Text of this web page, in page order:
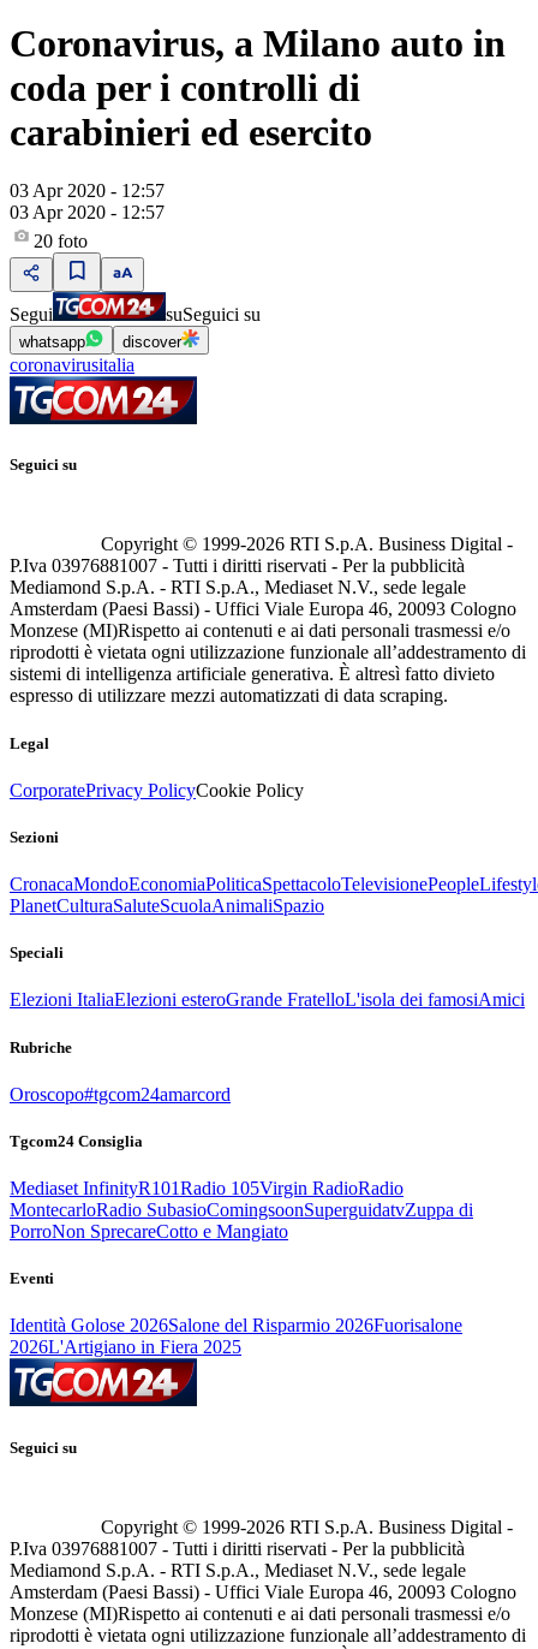
Coronavirus, a Milano auto in
coda per i controlli di
carabinieri ed esercito
03 Apr 2020 - 12:57
03 Apr 2020 - 12:57
20 foto
Segui suSeguici su
whatsapp discover
coronavirusitalia
Seguici su
Copyright © 1999-2026 RTI S.p.A. Business Digital -
P.Iva 03976881007 - Tutti i diritti riservati - Per la pubblicità
Mediamond S.p.A. - RTI S.p.A., Mediaset N.V., sede legale
Amsterdam (Paesi Bassi) - Uffici Viale Europa 46, 20093 Cologno
Monzese (MI)Rispetto ai contenuti e ai dati personali trasmessi e/o
riprodotti è vietata ogni utilizzazione funzionale all’addestramento di
sistemi di intelligenza artificiale generativa. È altresì fatto divieto
espresso di utilizzare mezzi automatizzati di data scraping.
Legal
CorporatePrivacy PolicyCookie Policy
Sezioni
CronacaMondoEconomiaPoliticaSpettacoloTelevisionePeople
PlanetCulturaSaluteScuolaAnimaliSpazio
Speciali
Elezioni ItaliaElezioni esteroGrande FratelloL'isola dei famosiAmici
Rubriche
Oroscopo#tgcom24amarcord
Tgcom24 Consiglia
Mediaset InfinityR101Radio 105Virgin RadioRadio
MontecarloRadio SubasioComingsoonSuperguidatvZuppa di
PorroNon SprecareCotto e Mangiato
Eventi
Identità Golose 2026Salone del Risparmio 2026Fuorisalone
2026L'Artigiano in Fiera 2025
Seguici su
Copyright © 1999-2026 RTI S.p.A. Business Digital -
P.Iva 03976881007 - Tutti i diritti riservati - Per la pubblicità
Mediamond S.p.A. - RTI S.p.A., Mediaset N.V., sede legale
Amsterdam (Paesi Bassi) - Uffici Viale Europa 46, 20093 Cologno
Monzese (MI)Rispetto ai contenuti e ai dati personali trasmessi e/o
riprodotti è vietata ogni utilizzazione funzionale all’addestramento di